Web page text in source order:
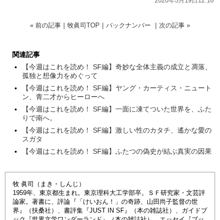
« 前の記事 ｜ 牧眞司TOP ｜ バックナンバー ｜ 次の記事 »
関連記事
【今週はこれを読め！ SF編】奇妙な全体主義の成立と凋落、
孤独と想像力をめぐって
【今週はこれを読め！ SF編】ヤング・カーティス・ニュート
ン、青二才からヒーローへ
【今週はこれを読め！ SF編】一面に凍てついた世界を、ふた
りで南へ。
【今週はこれを読め！ SF編】激しい性のカタチ、遙かな愛の
スガタ
【今週はこれを読め！ SF編】ふたつの偽史が結ぶ真実の因果
牧 眞司（まき・しんじ）
1959年、東京都生まれ。東京理科大工学部卒。ＳＦ研究家・文芸評
論家。著書に、評論『「けいおん！」の奇跡、山田尚子監督の世
界』（扶桑社）、書評集『JUST IN SF』（本の雑誌社）、ガイドブ